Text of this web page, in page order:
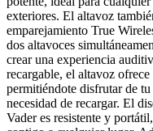
exteriores. El altavoz
emparejamiento True
dos altavoces
crear una experiencia
recargable, el altavoz
permitiéndote disfrutar de
necesidad de recargar. El
Vader es resistente y